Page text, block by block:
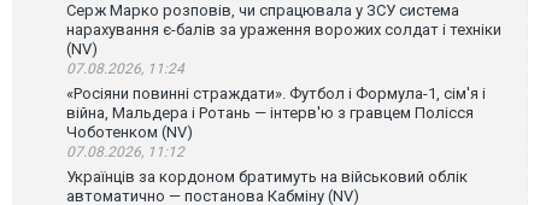
Серж Марко розповів, чи спрацювала у ЗСУ система
нарахування є-балів за ураження ворожих солдат і техніки
(NV)
07.08.2026, 11:24
«Росіяни повинні страждати». Футбол і Формула-1, сім'я і
війна, Мальдера і Ротань — інтерв'ю з гравцем Полісся
Чоботенком (NV)
07.08.2026, 11:12
Українців за кордоном братимуть на військовий облік
автоматично — постанова Кабміну (NV)